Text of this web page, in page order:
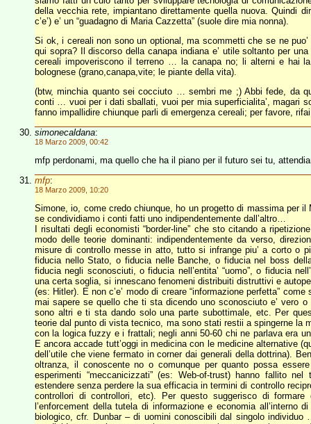
della vecchia rete, impiantano direttamente quella nuova. Quindi
c’e’) e’ un “guadagno di Maria Cazzetta” (suole dire mia nonna).
Si ok, i cereali non sono un optional, ma scommetti che se ne
qui sopra? Il discorso della canapa indiana e’ utile soltanto per
cereali impoveriscono il terreno … la canapa no; li alterni e hai
bolognese (grano,canapa,vite; le piante della vita).
(btw, minchia quanto sei cocciuto … sembri me ;) Abbi fede, da
conti … vuoi per i dati sballati, vuoi per mia superficialita’, magari
fanno impallidire chiunque parli di emergenza cereali; per favore,
simonecaldana:
18 Marzo 2009, 00:42
mfp perdonami, ma quello che ha il piano per il futuro sei tu,
mfp:
18 Marzo 2009, 10:20
Simone, io, come credo chiunque, ho un progetto di massima
se condividiamo i conti fatti uno indipendentemente dall’altro…
I risultati degli economisti “border-line” che sto citando a
modo delle teorie dominanti: indipendentemente da verso,
misure di controllo messe in atto, tutto si infrange piu’ a corto o
fiducia nello Stato, o fiducia nelle Banche, o fiducia nel boss
fiducia negli sconosciuti, o fiducia nell’entita’ “uomo”, o fiducia
una certa soglia, si innescano fenomeni distribuiti distruttivi e
(es: Hitler). E non c’e’ modo di creare “informazione perfetta”
mai sapere se quello che ti sta dicendo uno sconosciuto e’ vero
sono altri e ti sta dando solo una parte subottimale, etc. Per
teorie dal punto di vista tecnico, ma sono stati restii a spingerne la
con la logica fuzzy e i frattali; negli anni 50-60 chi ne parlava era
E ancora accade tutt’oggi in medicina con le medicine alternative
dell’utile che viene fermato in corner dai generali della dottrina).
oltranza, il conoscente no o comunque per quanto possa
esperimenti “meccanicizzati” (es: Web-of-trust) hanno fallito
estendere senza perdere la sua efficacia in termini di controllo
controllori di controllori, etc). Per questo suggerisco di
l’enforcement della tutela di informazione e economia
biologico, cfr. Dunbar – di uomini conoscibili dal singolo